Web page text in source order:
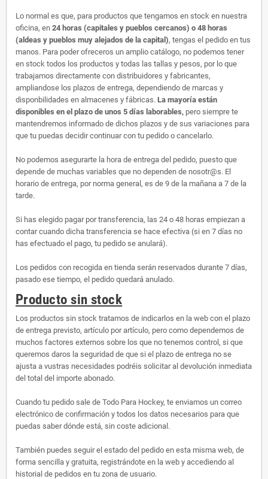
Lo normal es que, para productos que tengamos en stock en nuestra
oficina, en 24 horas (capitales y pueblos cercanos) o 48 horas
(aldeas y pueblos muy alejados de la capital), tengas el pedido en tus
manos. Para poder ofreceros un amplio catálogo, no podemos tener
en stock todos los productos y todas las tallas y pesos, por lo que
trabajamos directamente con distribuidores y fabricantes,
ampliandose los plazos de entrega, dependiendo de marcas y
disponbilidades en almacenes y fábricas. La mayoría están
disponibles en el plazo de unos 5 días laborables, pero siempre te
mantendremos informado de dichos plazos y de sus variaciones para
que tu puedas decidir continuar con tu pedido o cancelarlo.
No podemos asegurarte la hora de entrega del pedido, puesto que
depende de muchas variables que no dependen de nosotr@s. El
horario de entrega, por norma general, es de 9 de la mañana a 7 de la
tarde.
Si has elegido pagar por transferencia, las 24 o 48 horas empiezan a
contar cuando dicha transferencia se hace efectiva (si en 7 días no
has efectuado el pago, tu pedido se anulará).
Los pedidos con recogida en tienda serán reservados durante 7 días,
pasado ese tiempo, el pedido quedará anulado.
Producto sin stock
Los productos sin stock tratamos de indicarlos en la web con el plazo
de entrega previsto, artículo por artículo, pero como dependemos de
muchos factores externos sobre los que no tenemos control, si que
queremos daros la seguridad de que si el plazo de entrega no se
ajusta a vustras necesidades podréis solicitar al devolución inmediata
del total del importe abonado.
Cuando tu pedido sale de Todo Para Hockey, te enviamos un correo
electrónico de confirmación y todos los datos necesarios para que
puedas saber dónde está, sin coste adicional.
También puedes seguir el estado del pedido en esta misma web, de
forma sencilla y gratuita, registrándote en la web y accediendo al
historial de pedidos en tu zona de usuario.